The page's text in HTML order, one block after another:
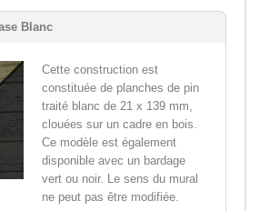
Blanc
Cette construction est
constituée de planches de pin
traité blanc de 21 x 139 mm,
clouées sur un cadre en bois.
Ce modèle est également
disponible avec un bardage
vert ou noir. Le sens du mural
ne peut pas être modifiée.